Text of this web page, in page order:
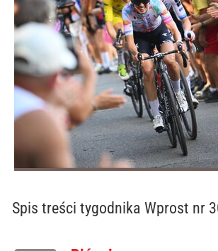
Spis treści tygodnika Wprost nr